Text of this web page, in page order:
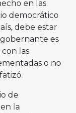
en las
democrático
debe estar
es
las
o no
de
la